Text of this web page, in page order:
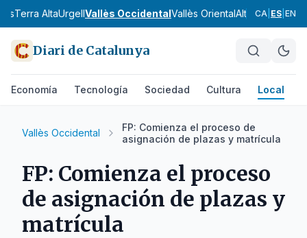
Terra AltaUrgellVallès OccidentalVallès OrientalAlt CampAlt
CA ES EN
Diari de Catalunya
Economía Tecnología Sociedad Cultura Local
Vallès Occidental
FP: Comienza el proceso de
asignación de plazas y matrícula
FP: Comienza el proceso
de asignación de plazas y
matrícula